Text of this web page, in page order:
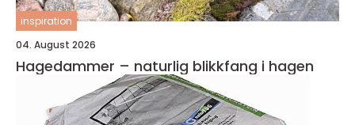
inspiration
04. August 2026
Hagedammer – naturlig blikkfang i hagen